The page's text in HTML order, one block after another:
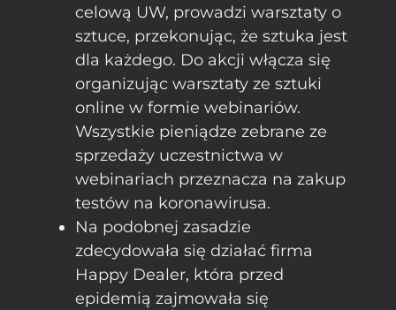
celową UW, prowadzi warsztaty o
sztuce, przekonując, że sztuka jest
dla każdego. Do akcji włącza się
organizując warsztaty ze sztuki
online w formie webinariów.
Wszystkie pieniądze zebrane ze
sprzedaży uczestnictwa w
webinariach przeznacza na zakup
testów na koronawirusa.
Na podobnej zasadzie
zdecydowała się działać firma
Happy Dealer, która przed
epidemią zajmowała się